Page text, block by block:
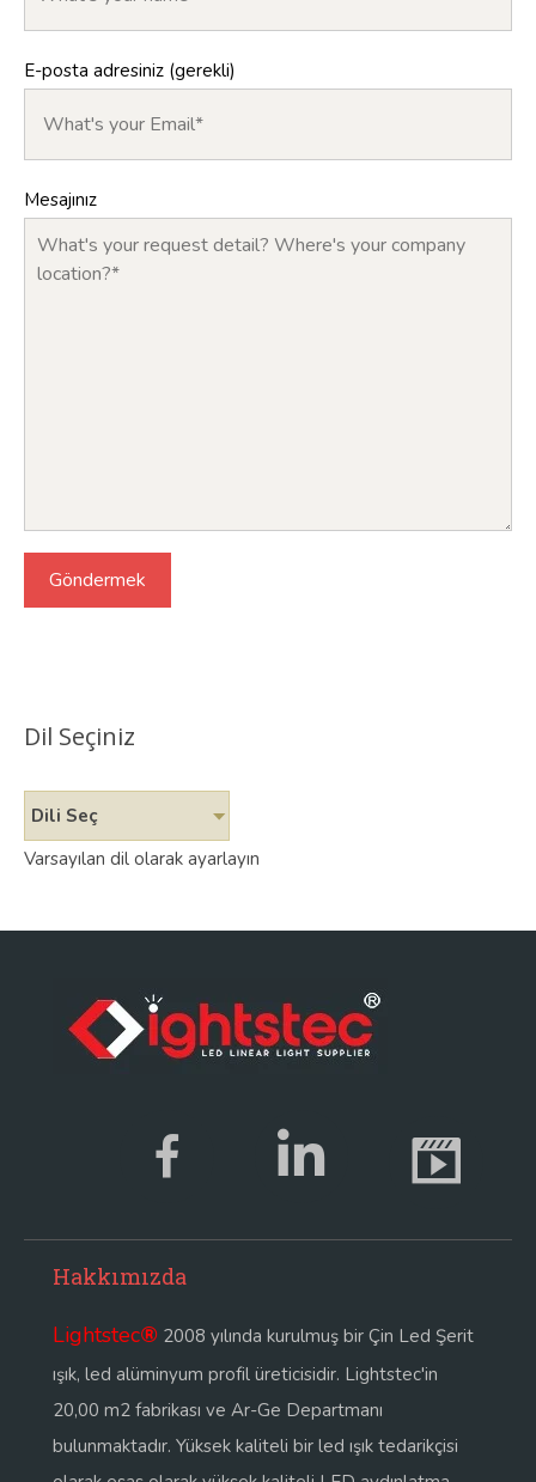
E-posta adresiniz (gerekli)
Mesajınız
Dil Seçiniz
Dili Seç
Varsayılan dil olarak ayarlayın
Hakkımızda
Lightstec® 2008 yılında kurulmuş bir Çin Led Şerit
ışık, led alüminyum profil üreticisidir. Lightstec'in
20,00 m2 fabrikası ve Ar-Ge Departmanı
bulunmaktadır. Yüksek kaliteli bir led ışık tedarikçisi